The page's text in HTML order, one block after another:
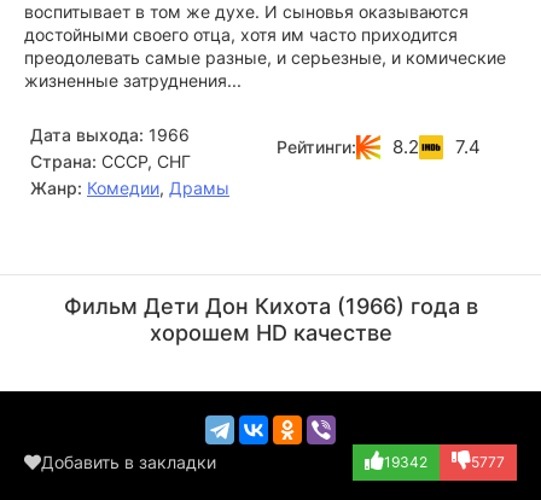
воспитывает в том же духе. И сыновья оказываются
достойными своего отца, хотя им часто приходится
преодолевать самые разные, и серьезные, и комические
жизненные затруднения...
Дата выхода: 1966
Страна: СССР, СНГ
Жанр: Комедии, Драмы
Рейтинги: 8.2 7.4
(родильница)
(Мария Ивановна,...)
Фильм Дети Дон Кихота (1966) года в
хорошем HD качестве
Добавить в закладки 19342 5777